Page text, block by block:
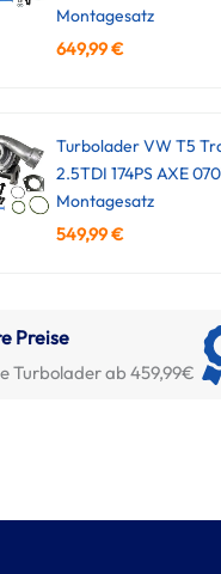
Montagesatz
649,99€
Turbolader VW T5
2.5TDI 174PS AXE
Montagesatz
549,99€
Preise
Turbolader ab 459,99€